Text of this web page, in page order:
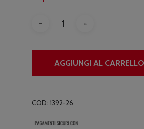
AGGIUNGI AL CARRELLO
COD: 1392-26